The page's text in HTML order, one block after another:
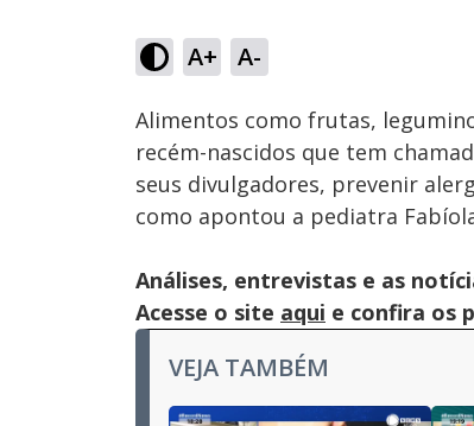
A+ A-
Ativar
Som
4.43%
Alimentos como frutas,
recém-nascidos que tem
seus divulgadores, prevenir
como apontou a pediatra
Análises, entrevistas e as
Acesse o site aqui e confira os
VEJA TAMBÉM